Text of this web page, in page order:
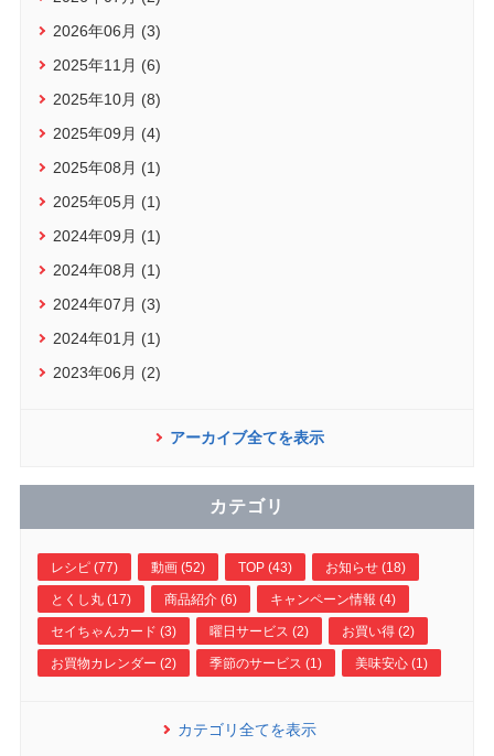
2026年06月 (3)
2025年11月 (6)
2025年10月 (8)
2025年09月 (4)
2025年08月 (1)
2025年05月 (1)
2024年09月 (1)
2024年08月 (1)
2024年07月 (3)
2024年01月 (1)
2023年06月 (2)
アーカイブ全てを表示
カテゴリ
レシピ (77) 動画 (52) TOP (43) お知らせ (18)
とくし丸 (17) 商品紹介 (6) キャンペーン情報 (4)
セイちゃんカード (3) 曜日サービス (2) お買い得 (2)
お買物カレンダー (2) 季節のサービス (1) 美味安心 (1)
カテゴリ全てを表示